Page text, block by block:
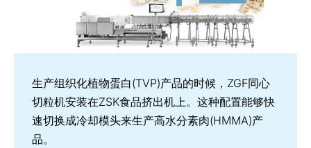
生产组织化植物蛋白(TVP)产品的时候，ZGF同心
切粒机安装在ZSK食品挤出机上。这种配置能够快
速切换成冷却模头来生产高水分素肉(HMMA)产
品。